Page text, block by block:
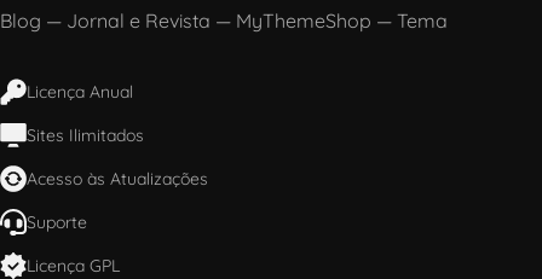
Blog — Jornal e Revista — MyThemeShop — Tema
Licença Anual
Sites Ilimitados
Acesso às Atualizações
Suporte
Licença GPL